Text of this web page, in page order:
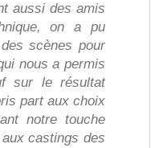
aussi des amis
on a pu
scènes pour
nous a permis
sur le résultat
part aux choix
notre touche
castings des